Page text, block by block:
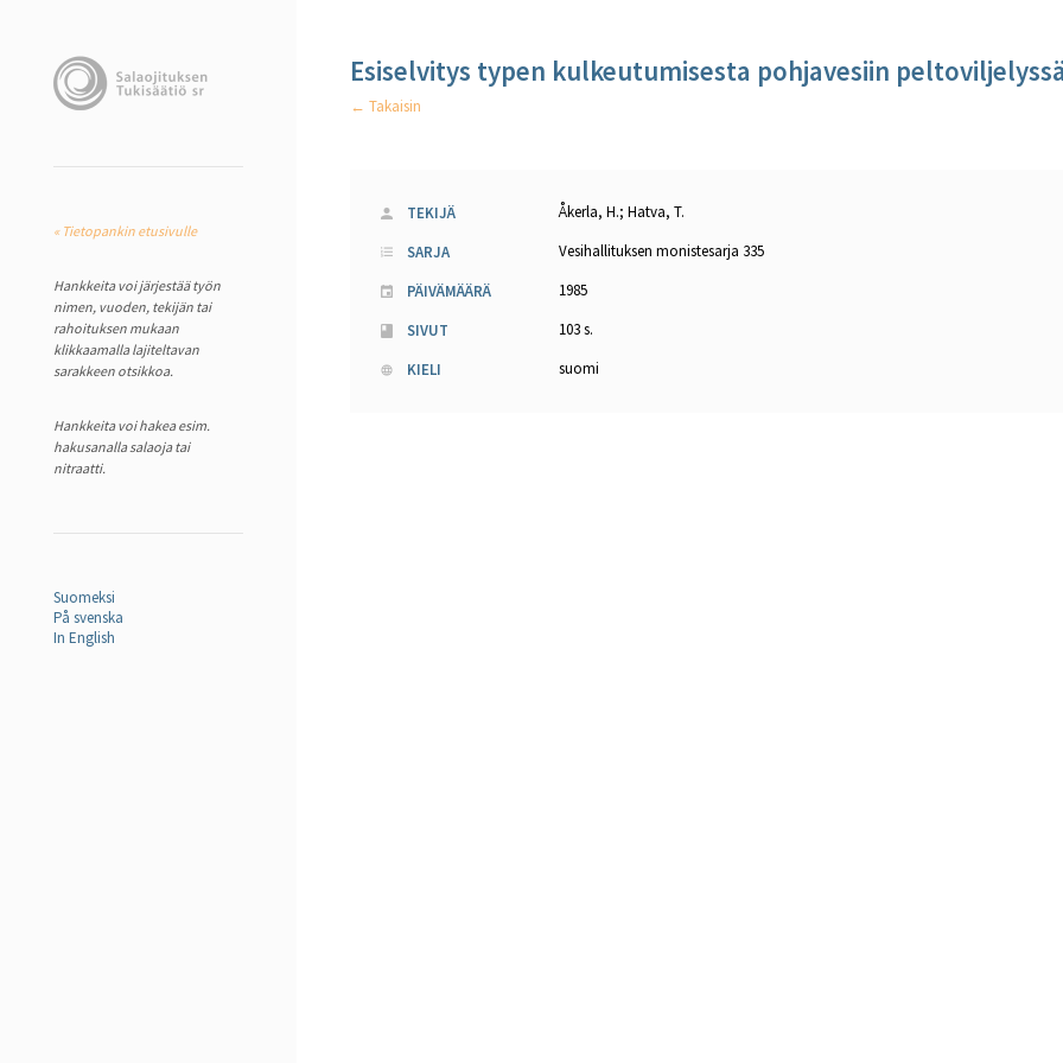
« Tietopankin etusivulle
Hankkeita voi järjestää työn
nimen, vuoden, tekijän tai
rahoituksen mukaan
klikkaamalla lajiteltavan
sarakkeen otsikkoa.
Hankkeita voi hakea esim.
hakusanalla salaoja tai
nitraatti.
Suomeksi
På svenska
In English
Esiselvitys typen kulkeutumisesta pohjavesiin
← Takaisin
TEKIJÄ
Åkerla, H.; Hatva, T.
SARJA
Vesihallituksen monistesarja 335
PÄIVÄMÄÄRÄ
1985
SIVUT
103 s.
KIELI
suomi